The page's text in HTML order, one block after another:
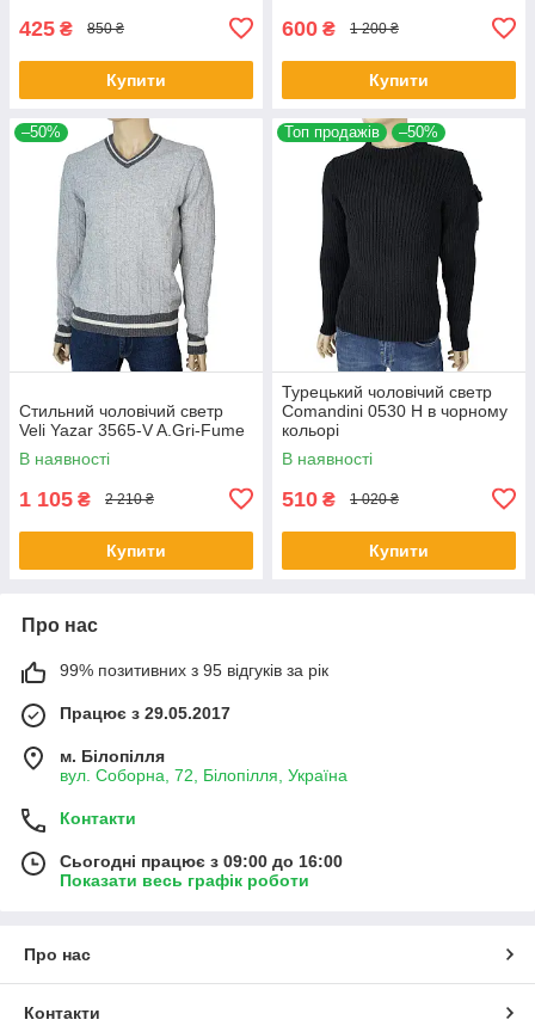
425 ₴ 850 ₴
Купити
600 ₴ 1 200 ₴
Купити
–50%
Стильний чоловічий светр
Veli Yazar 3565-V A.Gri-Fume
В наявності
1 105 ₴ 2 210 ₴
Купити
Топ продажів –50%
Турецький чоловічий светр
Comandini 0530 Н в чорному
кольорі
В наявності
510 ₴ 1 020 ₴
Купити
Про нас
99% позитивних з 95 відгуків за рік
Працює з 29.05.2017
м. Білопілля
вул. Соборна, 72, Білопілля, Україна
Контакти
Сьогодні працює з 09:00 до 16:00
Показати весь графік роботи
Про нас
Контакти